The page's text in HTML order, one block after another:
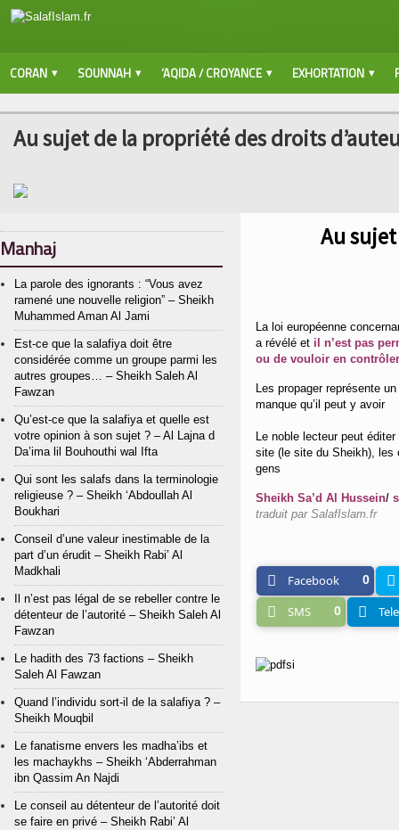
CORAN SOUNNAH ‘AQIDA / CROYANCE EXHORTATION
Au sujet de la propriété des droits
Au
La loi européenne
a révélé et il n’est pas
ou de vouloir en
Les propager représente
manque qu’il peut y avoir
Le noble lecteur peut
site (le site du Sheikh), les
gens
Sheikh Sa’d Al Hussein/
traduit par SalafIslam.fr
Facebook 0
SMS 0
Manhaj
La parole des ignorants : “Vous avez
ramené une nouvelle religion” – Sheikh
Muhammed Aman Al Jami
Est-ce que la salafiya doit être
considérée comme un groupe parmi les
autres groupes… – Sheikh Saleh Al
Fawzan
Qu’est-ce que la salafiya et quelle est
votre opinion à son sujet ? – Al Lajna d
Da’ima lil Bouhouthi wal Ifta
Qui sont les salafs dans la terminologie
religieuse ? – Sheikh ‘Abdoullah Al
Boukhari
Conseil d’une valeur inestimable de la
part d’un érudit – Sheikh Rabi’ Al
Madkhali
Il n’est pas légal de se rebeller contre le
détenteur de l’autorité – Sheikh Saleh Al
Fawzan
Le hadith des 73 factions – Sheikh
Saleh Al Fawzan
Quand l’individu sort-il de la salafiya ? –
Sheikh Mouqbil
Le fanatisme envers les madha’ibs et
les machaykhs – Sheikh ‘Abderrahman
ibn Qassim An Najdi
Le conseil au détenteur de l’autorité doit
se faire en privé – Sheikh Rabi’ Al